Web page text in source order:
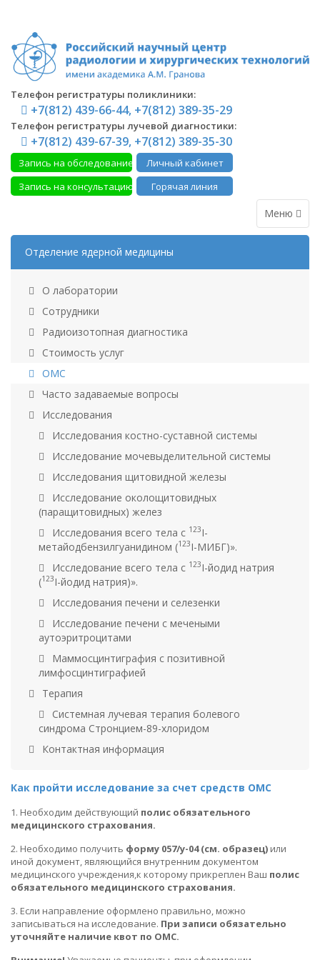
Телефон регистратуры поликлиники:
+7(812) 439-66-44, +7(812) 389-35-29
Телефон регистратуры лучевой диагностики:
+7(812) 439-67-39, +7(812) 389-35-30
Запись на обследование
Личный кабинет
Запись на консультацию
Горячая линия
Меню
Отделение ядерной медицины
О лаборатории
Сотрудники
Радиоизотопная диагностика
Стоимость услуг
ОМС
Часто задаваемые вопросы
Исследования
Исследования костно-суставной системы
Исследование мочевыделительной системы
Исследования щитовидной железы
Исследование околощитовидных
(паращитовидных) желез
Исследования всего тела с 123I-
метайодбензилгуанидином (123I-МИБГ)».
Исследованиe всего тела с 123I-йодид натрия
(123I-йодид натрия)».
Исследования печени и селезенки
Исследование печени с мечеными
аутоэритроцитами
Маммосцинтиграфия с позитивной
лимфосцинтиграфией
Терапия
Системная лучевая терапия болевого
синдрома Стронцием-89-хлоридом
Контактная информация
Как пройти исследование за счет средств ОМС
1. Необходим действующий полис обязательного
медицинского страхования.
2. Необходимо получить форму 057/у-04 (см. образец) или
иной документ, являющийся внутренним документом
медицинского учреждения,к которому прикреплен Ваш полис
обязательного медицинского страхования.
3. Если направление оформлено правильно, можно
записываться на исследование. При записи обязательно
уточняйте наличие квот по ОМС.